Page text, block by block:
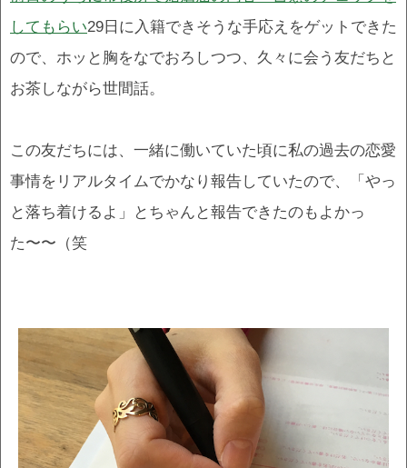
してもらい29日に入籍できそうな手応えをゲットできた
ので、ホッと胸をなでおろしつつ、久々に会う友だちと
お茶しながら世間話。
この友だちには、一緒に働いていた頃に私の過去の恋愛
事情をリアルタイムでかなり報告していたので、「やっ
と落ち着けるよ」とちゃんと報告できたのもよかっ
た〜〜（笑